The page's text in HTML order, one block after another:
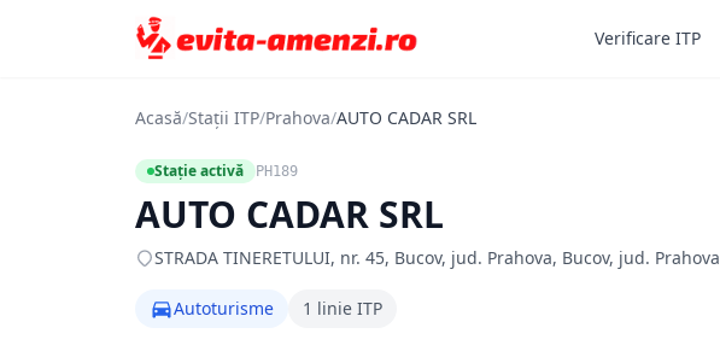
Verificare ITP
Acasă/Stații ITP/Prahova/AUTO CADAR SRL
Stație activă PH189
AUTO CADAR SRL
STRADA TINERETULUI, nr. 45, Bucov, jud. Prahova, Bucov, jud. Prahova
Autoturisme 1 linie ITP